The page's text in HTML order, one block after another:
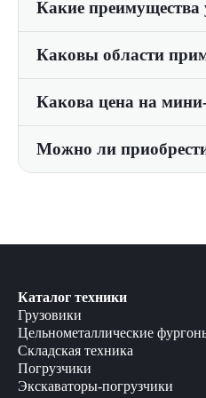
погрузчики имеют
Какие преимущества
разнообразные работы,
Каковы области
производительности они
Какова цена на
свяжитесь с нашими
Можно ли
Каталог техники
Грузовики
Цельнометаллические
Складская техника
Погрузчики
Экскаваторы-погрузчики